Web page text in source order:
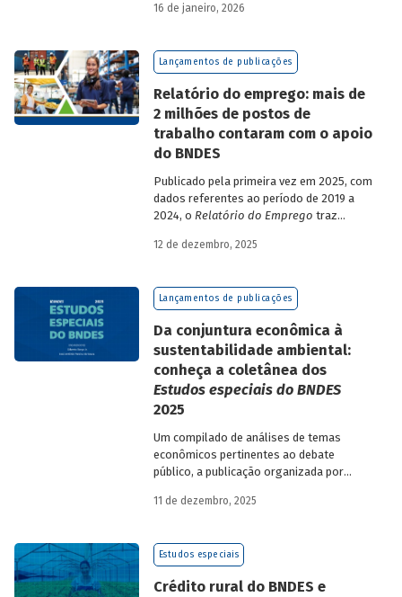
analisa a estratégia de diversificação das
diante dos atuais desafios de
sustentabilidade social, ambiental e
16 de janeiro, 2026
Lançamentos de publicações
Relatório do emprego: mais de
2 milhões de postos de
trabalho contaram com o apoio
do BNDES
Publicado pela primeira vez em 2025, com
dados referentes ao período de 2019 a
2024, o Relatório do Emprego traz
atuação do Banco sobre o mercado de
empregos da economia.
12 de dezembro, 2025
Lançamentos de publicações
Da conjuntura econômica à
sustentabilidade ambiental:
conheça a coletânea dos
Estudos especiais do BNDES
2025
Um compilado de análises de temas
econômicos pertinentes ao debate
público, a publicação organizada por
Souza, economistas do BNDES, reúne 25
BNDESdivulgados ao longo de 2025.
11 de dezembro, 2025
Estudos especiais
Crédito rural do BNDES e